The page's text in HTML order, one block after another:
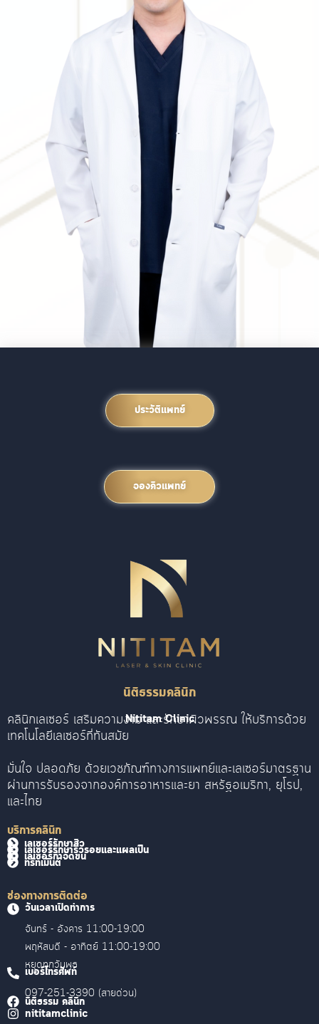
ประวัติแพทย์
จองคิวแพทย์
นิติธรรมคลินิก
Nititam Clinic
คลินิกเลเซอร์ เสริมความงาม และรักษาผิวพรรณ ให้บริการด้วย
เทคโนโลยีเลเซอร์ที่ทันสมัย
มั่นใจ ปลอดภัย ด้วยเวชภัณฑ์ทางการแพทย์และเลเซอร์มาตรฐาน
ผ่านการรับรองจากองค์การอาหารและยา สหรัฐอเมริกา, ยุโรป,
และไทย
บริการคลินิก
เลเซอร์รักษาสิว
เลเซอร์รักษาริ้วรอยและแผลเป็น
เลเซอร์กำจัดขน
ทรีทเม้นต์
ช่องทางการติดต่อ
วันเวลาเปิดทำการ
จันทร์ - อังคาร 11:00-19:00
พฤหัสบดี - อาทิตย์ 11:00-19:00
หยุดทุกวันพุธ
เบอร์โทรศัพท์
097-251-3390 (สายด่วน)
นิติธรรม คลินิก
nititamclinic